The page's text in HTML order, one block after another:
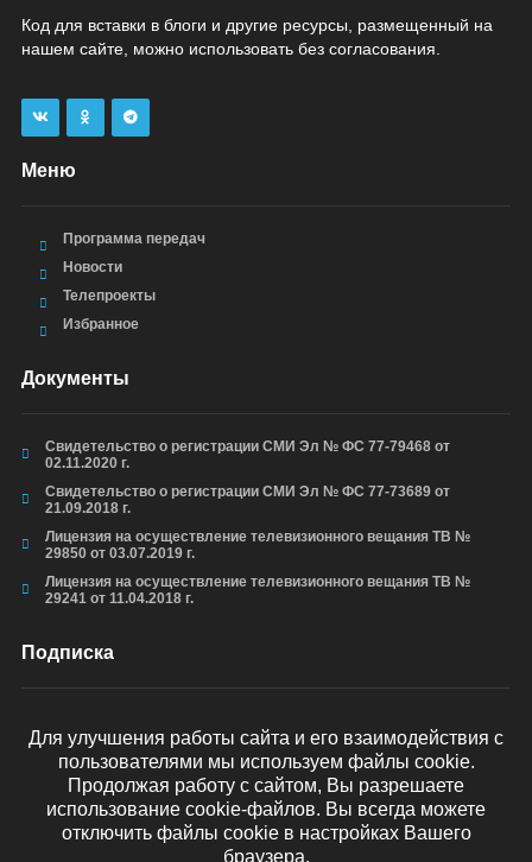
Код для вставки в блоги и другие ресурсы, размещенный на
нашем сайте, можно использовать без согласования.
Меню
Программа передач
Новости
Телепроекты
Избранное
Документы
Свидетельство о регистрации СМИ Эл № ФС 77-79468 от
02.11.2020 г.
Свидетельство о регистрации СМИ Эл № ФС 77-73689 от
21.09.2018 г.
Лицензия на осуществление телевизионного вещания ТВ №
29850 от 03.07.2019 г.
Лицензия на осуществление телевизионного вещания ТВ №
29241 от 11.04.2018 г.
Подписка
ОТПРАВИТЬ
Для улучшения работы сайта и его взаимодействия с
пользователями мы используем файлы cookie.
Продолжая работу с сайтом, Вы разрешаете
использование cookie-файлов. Вы всегда можете
отключить файлы cookie в настройках Вашего
браузера.